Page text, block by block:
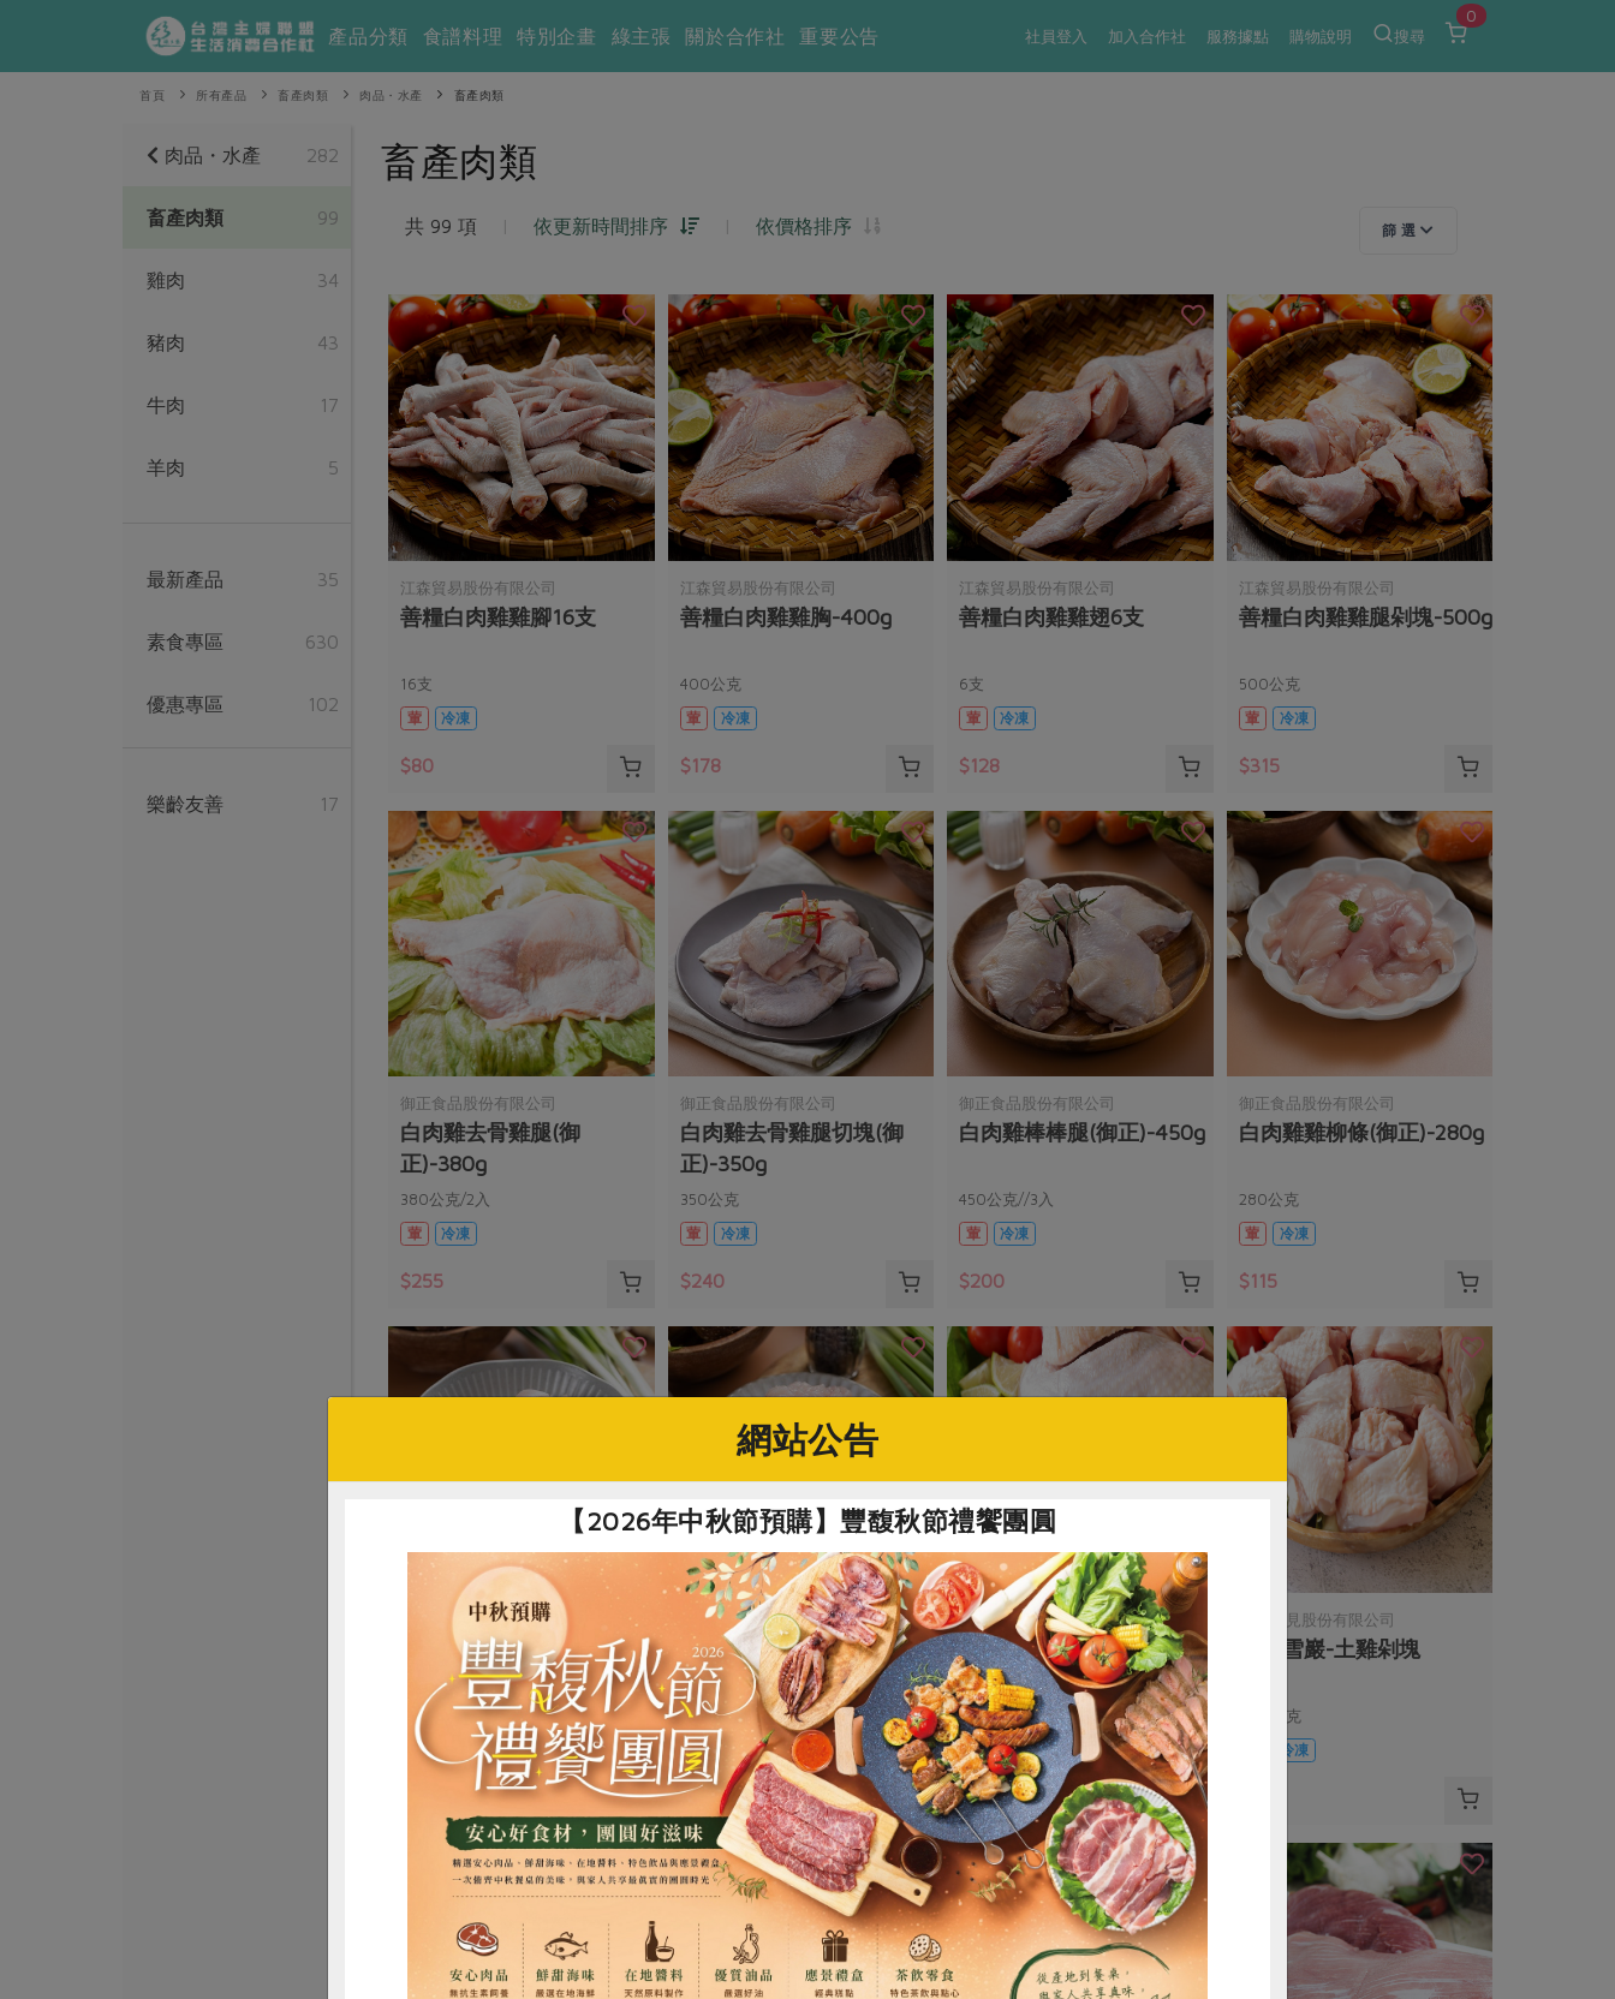
社員登入 加入合作社 服務據點 購物說明 搜尋
0
產品分類 食譜料理 特別企畫 綠主張 關於合作社 重要公告
首頁 所有產品 畜產肉類 肉品・水產 畜產肉類
畜產肉類
共 99 項 | 依更新時間排序 | 依價格排序 篩 選
江森貿易股份有限公司
善糧白肉雞雞腳16支
16支
葷
冷凍
$80
江森貿易股份有限公司
善糧白肉雞雞胸-400g
400公克
葷
冷凍
$178
江森貿易股份有限公司
善糧白肉雞雞翅6支
6支
葷
冷凍
$128
江森貿易股份有限公司
善糧白肉雞雞腿剁塊-500g
500公克
葷
冷凍
$315
御正食品股份有限公司
白肉雞去骨雞腿(御
正)-380g
380公克/2入
葷
冷凍
$255
御正食品股份有限公司
白肉雞去骨雞腿切塊(御
正)-350g
350公克
葷
冷凍
$240
御正食品股份有限公司
白肉雞棒棒腿(御正)-450g
450公克//3入
葷
冷凍
$200
御正食品股份有限公司
白肉雞雞柳條(御正)-280g
280公克
葷
冷凍
$115
御正食品股份有限公司
白肉雞雞胸切丁(御
正)-280g
280公克
葷
御正食品股份有限公司
白肉雞雞胸絞肉(御
正)-280g
280公克
葷
冷凍
$115
岩生築見股份有限公司
岩生雪巖-半雞(大)
1公斤以上
葷
冷凍
$540
岩生築見股份有限公司
岩生雪巖-土雞剁塊
800公克
冷凍
肉品・水產 282
畜產肉類 99
雞肉 34
豬肉 43
牛肉 17
羊肉 5
最新產品 35
素食專區 630
優惠專區 102
樂齡友善 17
惜食 RPET 食譜 減硝酸鹽 雞蛋 食安 共同購買
網站公告
【2026年中秋節預購】豐馥秋節禮饗團圓